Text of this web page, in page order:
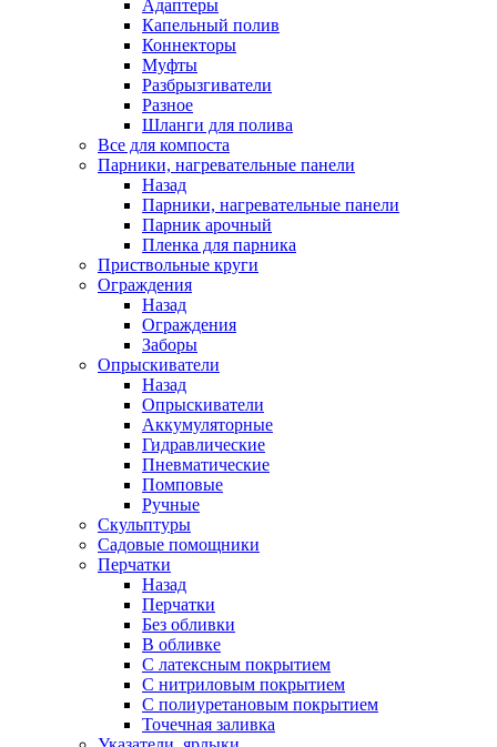
Адаптеры
Капельный полив
Коннекторы
Муфты
Разбрызгиватели
Разное
Шланги для полива
Все для компоста
Парники, нагревательные панели
Назад
Парники, нагревательные панели
Парник арочный
Пленка для парника
Приствольные круги
Ограждения
Назад
Ограждения
Заборы
Опрыскиватели
Назад
Опрыскиватели
Аккумуляторные
Гидравлические
Пневматические
Помповые
Ручные
Скульптуры
Садовые помощники
Перчатки
Назад
Перчатки
Без обливки
В обливке
С латексным покрытием
С нитриловым покрытием
С полиуретановым покрытием
Точечная заливка